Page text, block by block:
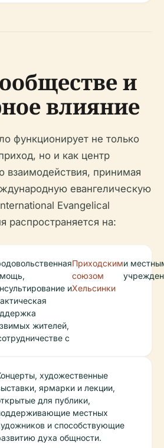
и
влияние
функционирует не только
но и как центр
взаимодействия, принимая
евангелическую
Evangelical
распространяется на:
и
жителей,
с
Приходским
союзом
Хельсинки
и
художественные
ярмарки и лекции,
для публики,
местных
и способствующие
духа общности.